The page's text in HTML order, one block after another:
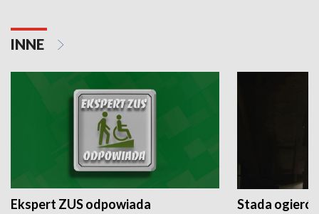
INNE
Ekspert ZUS odpowiada Stada